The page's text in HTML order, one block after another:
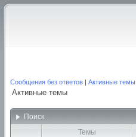
Сообщения без ответов | Активные темы
Активные темы
Поиск
Темы